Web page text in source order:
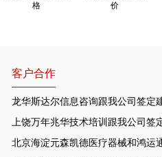
格
价
客户合作
龙华斯达尔信息咨询跟我公司签定
上饶万年兆华技术培训跟我公司签
北京海淀元森凯德医疗器械和鸿运